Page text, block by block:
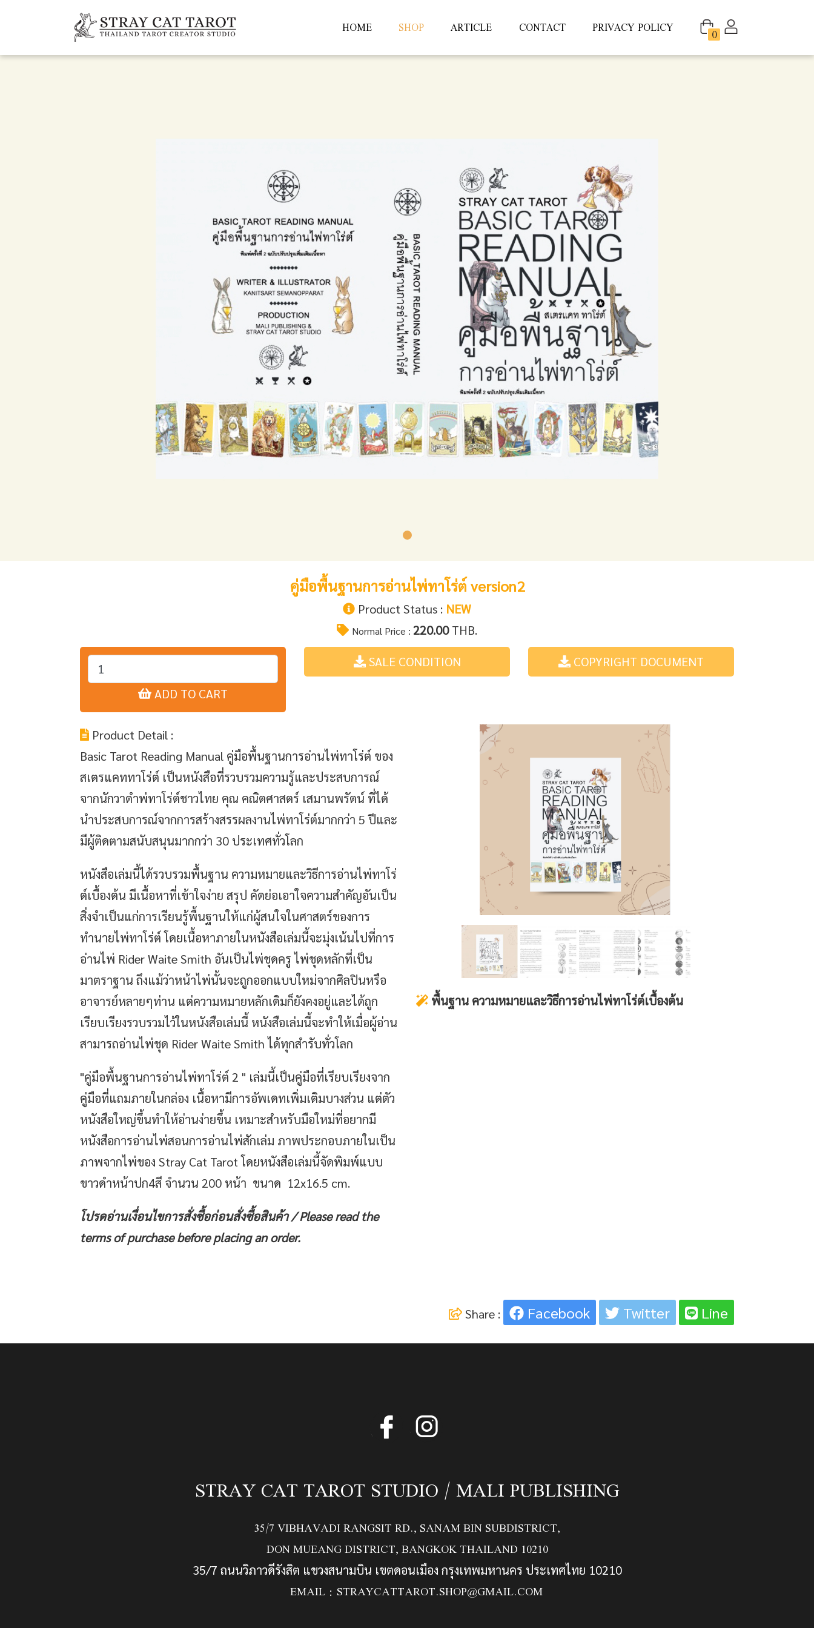
HOME SHOP ARTICLE CONTACT PRIVACY POLICY 0
คู่มือพื้นฐานการอ่านไพ่ทาโร่ต์ version2
Product Status : NEW
Normal Price : 220.00THB.
ADD TO CART
SALE CONDITION COPYRIGHT DOCUMENT
Product Detail :
Basic Tarot Reading Manual คู่มือพื้นฐานการอ่านไพ่ทาโร่ต์ ของ
สเตรแคททาโร่ต์ เป็นหนังสือที่รวบรวมความรู้และประสบการณ์
จากนักวาดำพ่ทาโร่ต์ชาวไทย คุณ คณิตศาสตร์ เสมานพรัตน์ ที่ได้
นำประสบการณ์จากการสร้างสรรผลงานไพ่ทาโร่ต์มากกว่า 5 ปีและ
มีผู้ติดตามสนับสนุนมากกว่า 30 ประเทศทั่วโลก
หนังสือเล่มนี้ได้รวบรวมพื้นฐาน ความหมายและวิธีการอ่านไพ่ทาโร่
ต์เบื้องต้น มีเนื้อหาที่เข้าใจง่าย สรุป คัดย่อเอาใจความสำคัญอันเป็น
สิ่งจำเป็นแก่การเรียนรู้พื้นฐานให้แก่ผู้สนใจในศาสตร์ของการ
ทำนายไพ่ทาโร่ต์ โดยเนื้อหาภายในหนังสือเล่มนี้จะมุ่งเน้นไปที่การ
อ่านไพ่ Rider Waite Smith อันเป็นไพ่ชุดครู ไพ่ชุดหลักที่เป็น
มาตราฐาน ถึงแม้ว่าหน้าไพ่นั้นจะถูกออกแบบใหม่จากศิลปินหรือ
อาจารย์หลายๆท่าน แต่ความหมายหลักเดิมก็ยังคงอยู่และได้ถูก
เรียบเรียงรวบรวมไว้ในหนังสือเล่มนี้ หนังสือเล่มนี้จะทำให้เมื่อผู้อ่าน
สามารถอ่านไพ่ชุด Rider Waite Smith ได้ทุกสำรับทั่วโลก
"คู่มือพื้นฐานการอ่านไพ่ทาโร่ต์ 2 " เล่มนี้เป็นคู่มือที่เรียบเรียงจาก
คู่มือที่แถมภายในกล่อง เนื้อหามีการอัพเดทเพิ่มเติมบางส่วน แต่ตัว
หนังสือใหญ่ขึ้นทำให้อ่านง่ายขึ้น เหมาะสำหรับมือใหม่ที่อยากมี
หนังสือการอ่านไพ่สอนการอ่านไพ่สักเล่ม ภาพประกอบภายในเป็น
ภาพจากไพ่ของ Stray Cat Tarot โดยหนังสือเล่มนี้จัดพิมพ์แบบ
ขาวดำหน้าปก4สี จำนวน 200 หน้า ขนาด 12x16.5 cm.
โปรดอ่านเงื่อนไขการสั่งซื้อก่อนสั่งซื้อสินค้า /Please read the
terms of purchase before placing an order.
พื้นฐาน ความหมายและวิธีการอ่านไพ่ทาโร่ต์เบื้องต้น
Share : Facebook Twitter Line
STRAY CAT TAROT STUDIO / MALI PUBLISHING
35/7 VIBHAVADI RANGSIT RD., SANAM BIN SUBDISTRICT,
DON MUEANG DISTRICT, BANGKOK THAILAND 10210
35/7 ถนนวิภาวดีรังสิต แขวงสนามบิน เขตดอนเมือง กรุงเทพมหานคร ประเทศไทย 10210
EMAIL : STRAYCATTAROT.SHOP@GMAIL.COM